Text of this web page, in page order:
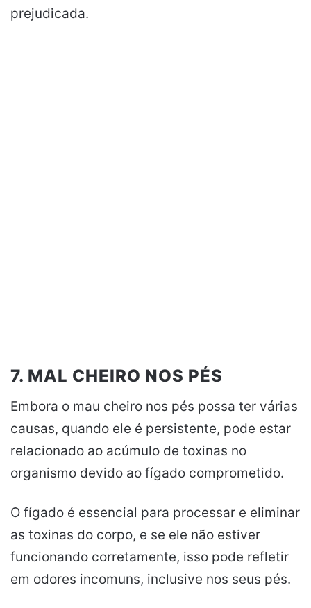
prejudicada.
7. MAL CHEIRO NOS PÉS
Embora o mau cheiro nos pés possa ter várias
causas, quando ele é persistente, pode estar
relacionado ao acúmulo de toxinas no
organismo devido ao fígado comprometido.
O fígado é essencial para processar e eliminar
as toxinas do corpo, e se ele não estiver
funcionando corretamente, isso pode refletir
em odores incomuns, inclusive nos seus pés.